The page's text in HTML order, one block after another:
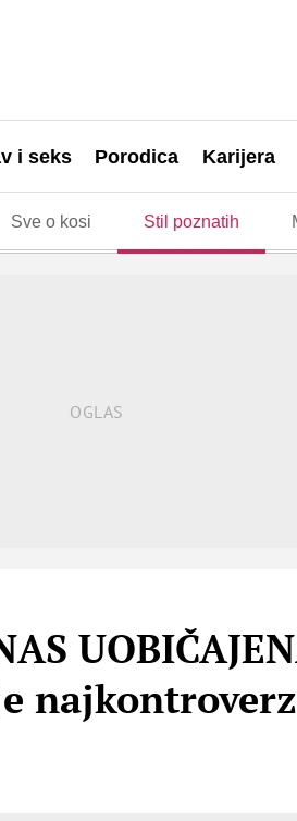
i seks Porodica Karijera
Sve o kosi Stil poznatih